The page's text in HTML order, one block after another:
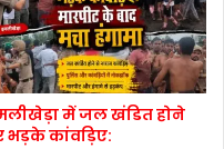
में जल खंडित होने
भड़के कांवड़िए: